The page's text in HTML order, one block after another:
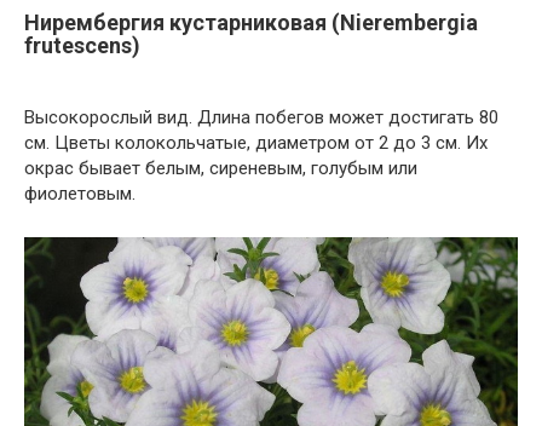
Нирембергия кустарниковая (Nierembergia
frutescens)
Высокорослый вид. Длина побегов может достигать 80
см. Цветы колокольчатые, диаметром от 2 до 3 см. Их
окрас бывает белым, сиреневым, голубым или
фиолетовым.